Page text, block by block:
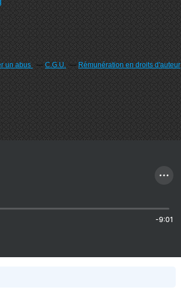
un abus C.G.U. Rémunération en droits d'auteur
-9:01